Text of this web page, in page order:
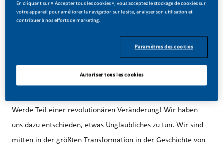
WAS WIR SUCHEN:
liebst den direkten Kontakt mit Konsumenten (m/w/d) im
persönlichen Verkaufsgespräch? Du bist ein Teamplayer
(m/w/d), kommunikationsstark und kannst Menschen
Werde Teil einer revolutionären Veränderung! Wir haben
uns dazu entschieden, etwas Unglaubliches zu tun. Wir sind
mitten in der größten Transformation in der Geschichte von
En cliquant sur « Accepter tous les cookies », vous acceptez le stockage de cookies sur
votre appareil pour améliorer la navigation sur le site, analyser son utilisation et
contribuer à nos efforts de marketing.
Paramètres des cookies
Autoriser tous les cookies